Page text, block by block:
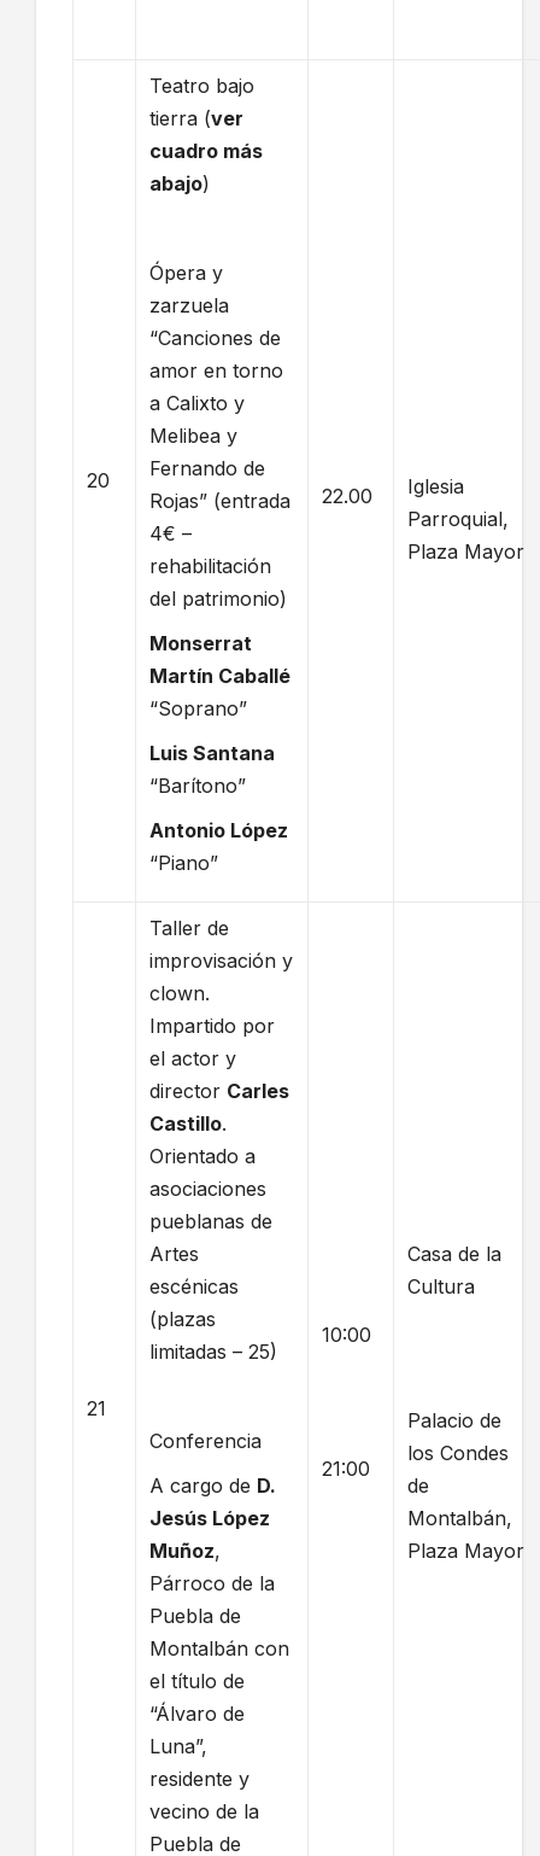
20
Teatro bajo
tierra (ver
cuadro más
abajo)
Ópera y
zarzuela
“Canciones de
amor en torno
a Calixto y
Melibea y
Fernando de
Rojas” (entrada
4€ –
rehabilitación
del patrimonio)
Monserrat
Martín Caballé
“Soprano”
Luis Santana
“Barítono”
Antonio López
“Piano”
22.00
Iglesia
Parroquial,
Plaza Mayor
21
Taller de
improvisación y
clown.
Impartido por
el actor y
director Carles
Castillo.
Orientado a
asociaciones
pueblanas de
Artes
escénicas
(plazas
limitadas – 25)
Conferencia
A cargo de D.
Jesús López
Muñoz,
Párroco de la
Puebla de
Montalbán con
el título de
“Álvaro de
Luna”,
residente y
vecino de la
Puebla de
10:00
21:00
Casa de la
Cultura
Palacio de
los Condes
de
Montalbán,
Plaza Mayor